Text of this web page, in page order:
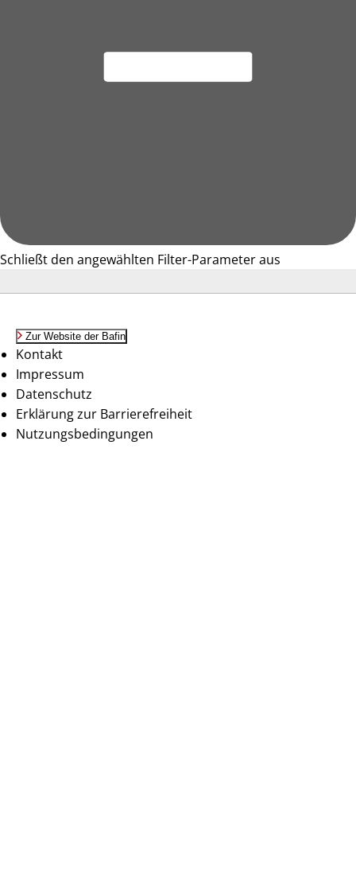
Schließt den angewählten Filter-Parameter aus
Zur Website der Bafin
Kontakt
Impressum
Datenschutz
Erklärung zur Barrierefreiheit
Nutzungsbedingungen